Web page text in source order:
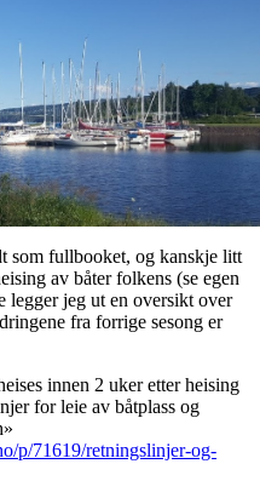
som fullbooket, og kanskje litt
av båter folkens (se egen
legger jeg ut en oversikt over
fra forrige sesong er
innen 2 uker etter heising
for leie av båtplass og
p/71619/retningslinjer-og-